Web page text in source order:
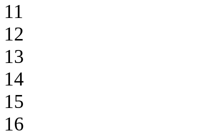
11
12
13
14
15
16